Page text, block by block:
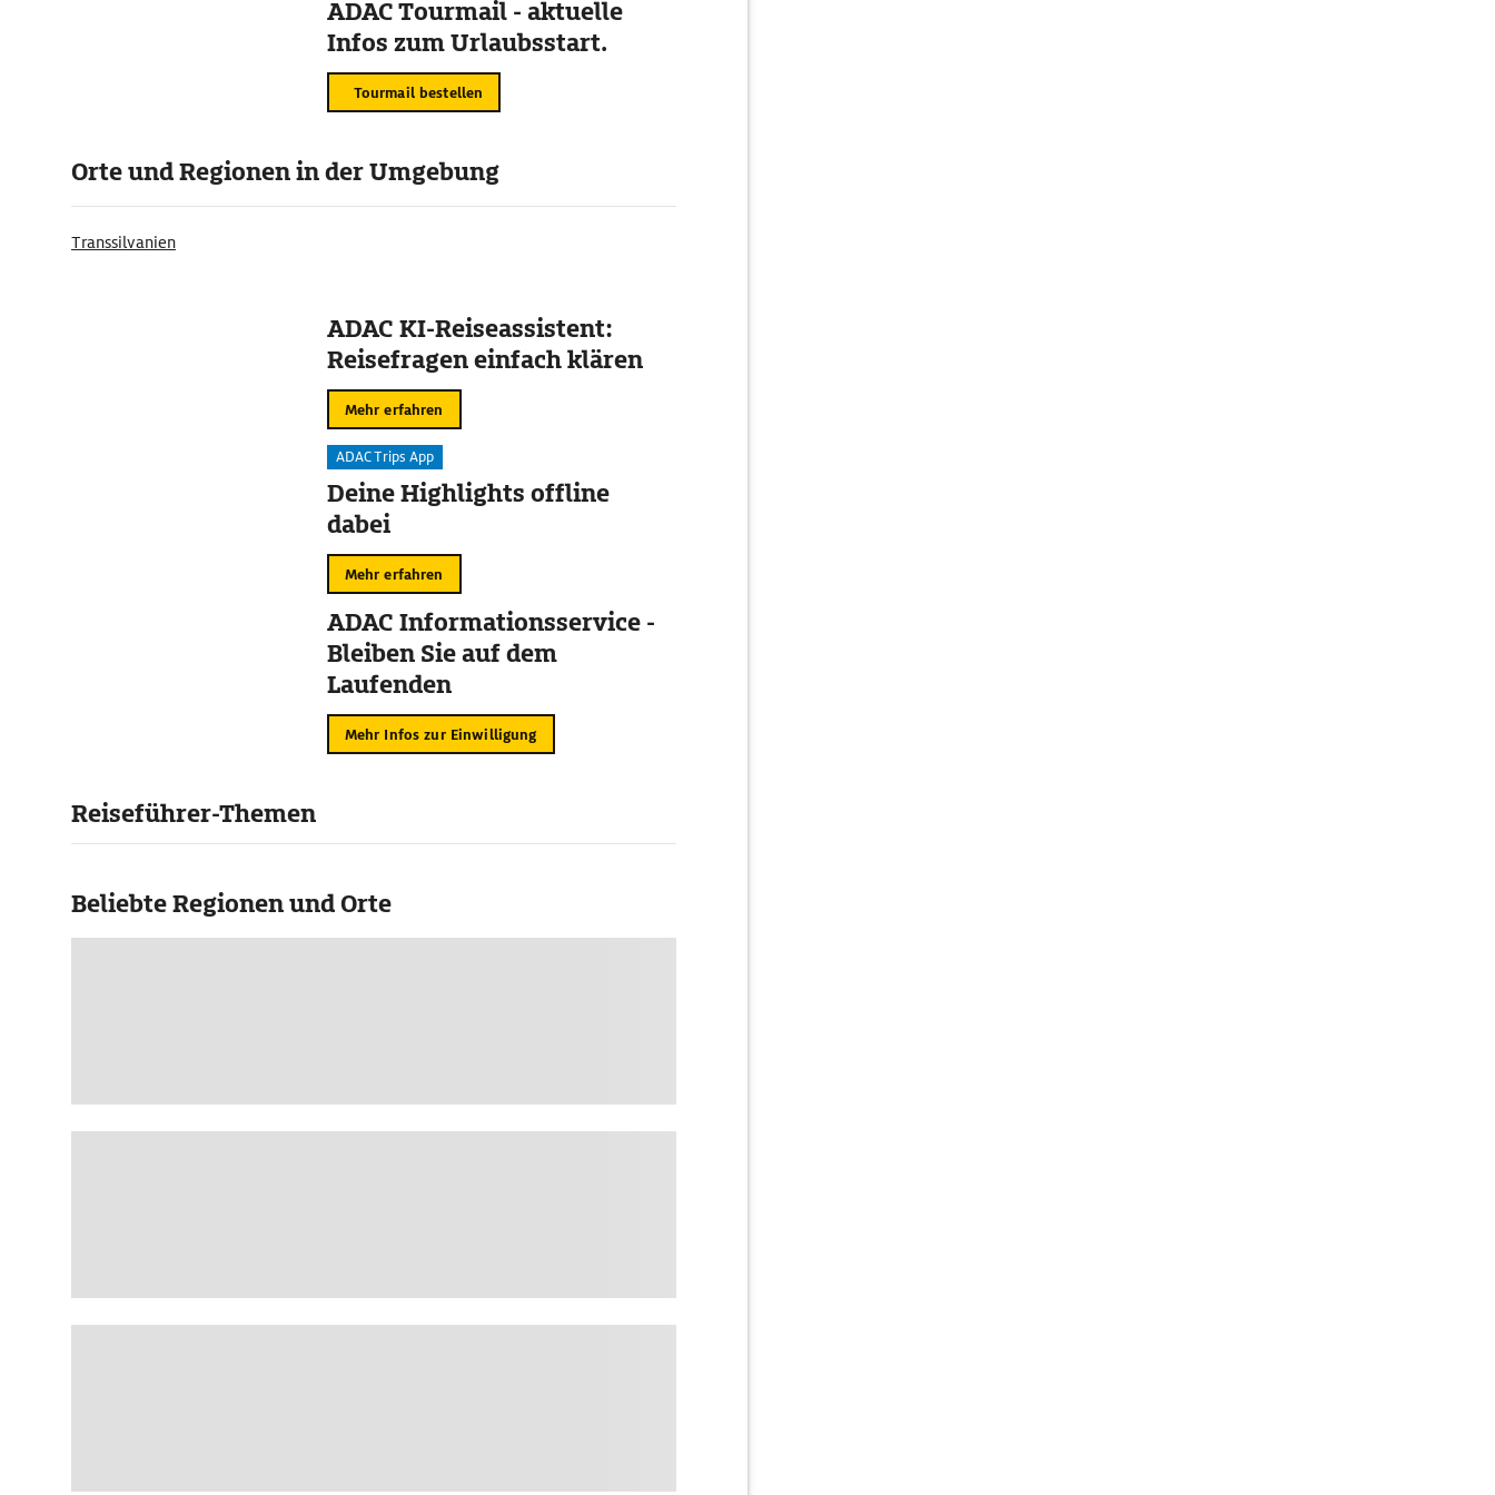
ADAC Tourmail - aktuelle
Infos zum Urlaubsstart.
Tourmail bestellen
Orte und Regionen in der Umgebung
Transsilvanien
ADAC KI-Reiseassistent:
Reisefragen einfach klären
Mehr erfahren
ADAC Trips App
Deine Highlights offline
dabei
Mehr erfahren
ADAC Informationsservice -
Bleiben Sie auf dem
Laufenden
Mehr Infos zur Einwilligung
Reiseführer-Themen
Beliebte Regionen und Orte